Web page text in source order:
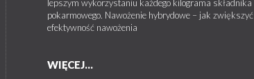
lepszym wykorzystaniu każdego kilograma składnika
pokarmowego. Nawożenie hybrydowe – jak zwiększyć
efektywność nawożenia
WIĘCEJ...